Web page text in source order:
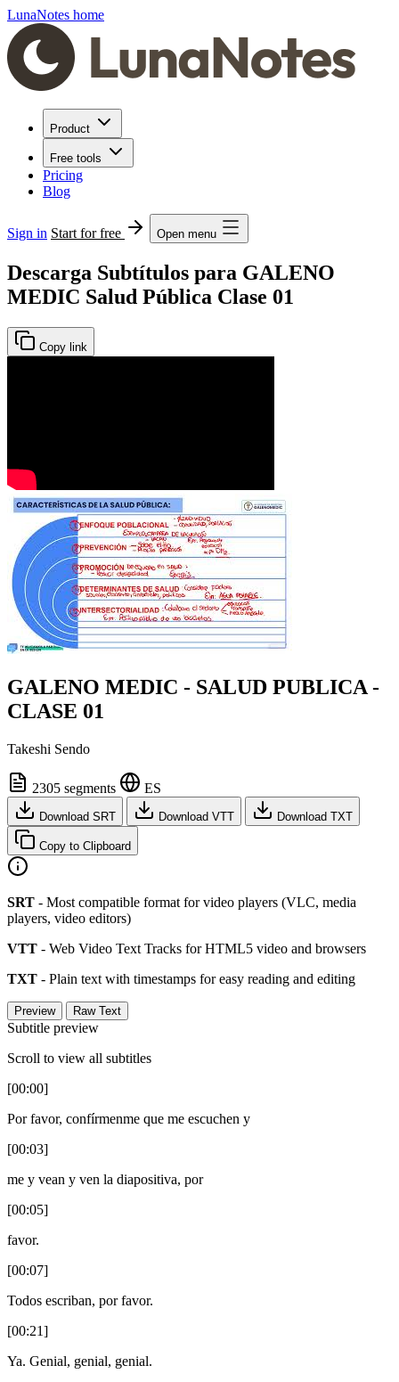
LunaNotes home
Product
Free tools
Pricing
Blog
Sign in Start for free Open menu
Descarga Subtítulos para GALENO
MEDIC Salud Pública Clase 01
Copy link
GALENO MEDIC - SALUD PUBLICA -
CLASE 01
Takeshi Sendo
2305 segments ES
Download SRT Download VTT Download TXT
Copy to Clipboard
SRT - Most compatible format for video players (VLC, media
players, video editors)
VTT - Web Video Text Tracks for HTML5 video and browsers
TXT - Plain text with timestamps for easy reading and editing
Preview Raw Text
Subtitle preview
Scroll to view all subtitles
[00:00]
Por favor, confírmenme que me escuchen y
[00:03]
me y vean y ven la diapositiva, por
[00:05]
favor.
[00:07]
Todos escriban, por favor.
[00:21]
Ya. Genial, genial, genial.